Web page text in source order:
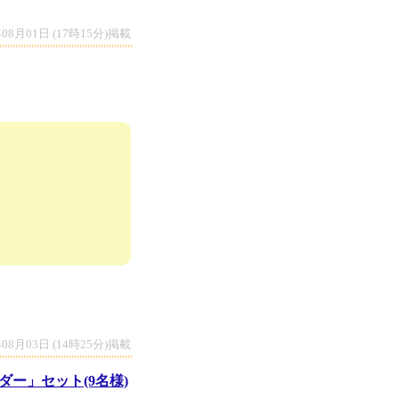
月01日 (17時15分)掲載
月03日 (14時25分)掲載
ー」セット(9名様)